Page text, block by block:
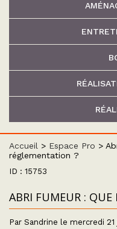
Accueil > Espace Pro >
réglementation ?
ID : 15753
ABRI FUMEUR :
Par Sandrine le mercredi 21